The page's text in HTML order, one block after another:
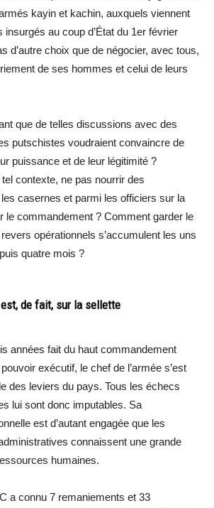
kayin et kachin, auxquels viennent
insurgés au coup d’État du 1er février
d’autre choix que de négocier, avec tous,
de ses hommes et celui de leurs
que de telles discussions avec des
putschistes voudraient convaincre de
puissance et de leur légitimité ?
contexte, ne pas nourrir des
casernes et parmi les officiers sur la
le commandement ? Comment garder le
opérationnels s’accumulent les uns
quatre mois ?
de fait, sur la sellette
années fait du haut commandement
exécutif, le chef de l’armée s’est
des leviers du pays. Tous les échecs
lui sont donc imputables. Sa
est d’autant engagée que les
connaissent une grande
humaines.
a connu 7 remaniements et 33